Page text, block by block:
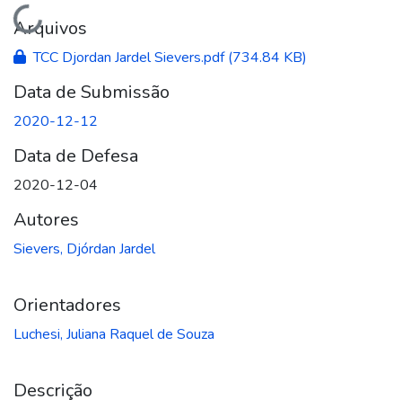
Carregando...
Arquivos
TCC Djordan Jardel Sievers.pdf(734.84 KB)
Data de Submissão
2020-12-12
Data de Defesa
2020-12-04
Autores
Sievers, Djórdan Jardel
Orientadores
Luchesi, Juliana Raquel de Souza
Descrição